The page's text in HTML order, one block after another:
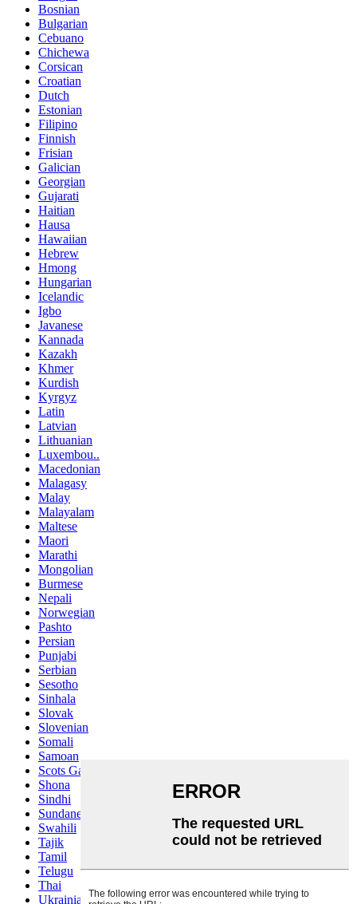
Bosnian
Bulgarian
Cebuano
Chichewa
Corsican
Croatian
Dutch
Estonian
Filipino
Finnish
Frisian
Galician
Georgian
Gujarati
Haitian
Hausa
Hawaiian
Hebrew
Hmong
Hungarian
Icelandic
Igbo
Javanese
Kannada
Kazakh
Khmer
Kurdish
Kyrgyz
Latin
Latvian
Lithuanian
Luxembou..
Macedonian
Malagasy
Malay
Malayalam
Maltese
Maori
Marathi
Mongolian
Burmese
Nepali
Norwegian
Pashto
Persian
Punjabi
Serbian
Sesotho
Sinhala
Slovak
Slovenian
Somali
Samoan
Scots Gaelic
Shona
Sindhi
Sundanese
Swahili
Tajik
Tamil
Telugu
Thai
Ukrainian